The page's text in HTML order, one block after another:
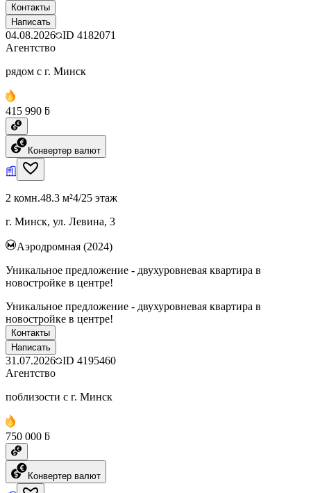
Контакты
Написать
04.08.2026 ID 4182071
Агентство
рядом с г. Минск
415 990 ƃ
Конвертер валют
2 комн.48.3 м²4/25 этаж
г. Минск, ул. Левина, 3
Аэродромная (2024)
Уникальное предложение - двухуровневая квартира в
новостройке в центре!
Уникальное предложение - двухуровневая квартира в
новостройке в центре!
Контакты
Написать
31.07.2026 ID 4195460
Агентство
поблизости с г. Минск
750 000 ƃ
Конвертер валют